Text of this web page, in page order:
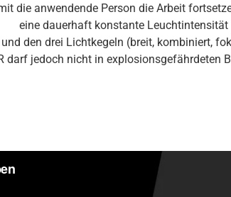
die anwendende Person die Arbeit
eine dauerhaft konstante Leuchtintensität
den drei Lichtkegeln (breit, kombiniert,
darf jedoch nicht in explosionsgefährdeten